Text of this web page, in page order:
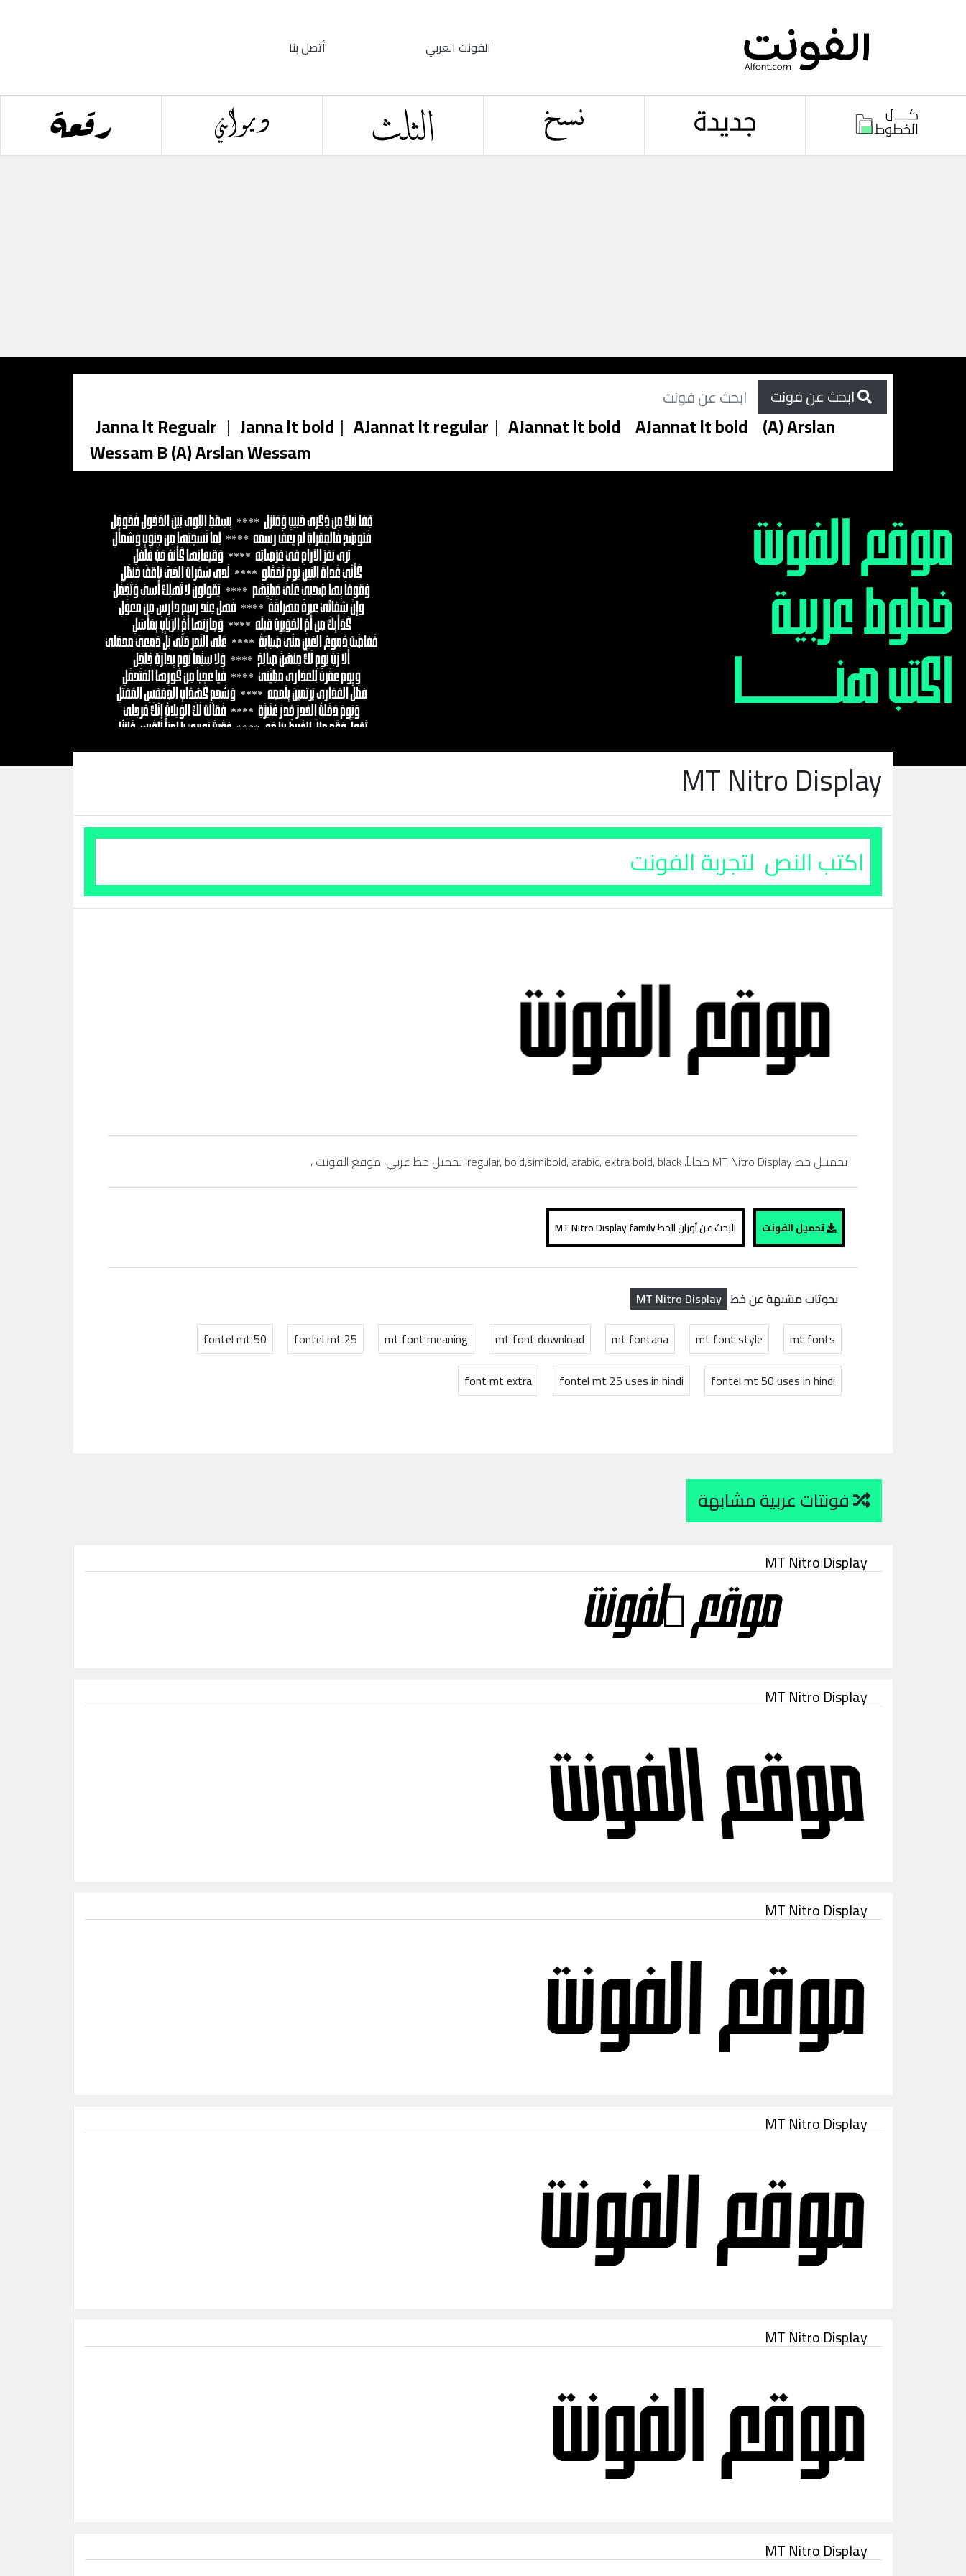
الفونت العربي أتصل بنا
Janna lt Regualr | Janna lt bold | AJannat lt regular | AJannat lt bold AJannat lt bold (A) Arslan
Wessam B (A) Arslan Wessam
MT Nitro Display
تحمييل خط MT Nitro Display مجاناً، regular, bold,simibold, arabic, extra bold, black، تحميل خط عربي، موقع الفونت ،
تحميل الفونت البحث عن أوزان الخط MT Nitro Display family
بحوثات مشبهة عن خط MT Nitro Display
mt fonts
mt font style
mt fontana
mt font download
mt font meaning
fontel mt 25
fontel mt 50
fontel mt 50 uses in hindi
fontel mt 25 uses in hindi
font mt extra
MT Nitro Display
MT Nitro Display
MT Nitro Display
MT Nitro Display
MT Nitro Display
MT Nitro Display